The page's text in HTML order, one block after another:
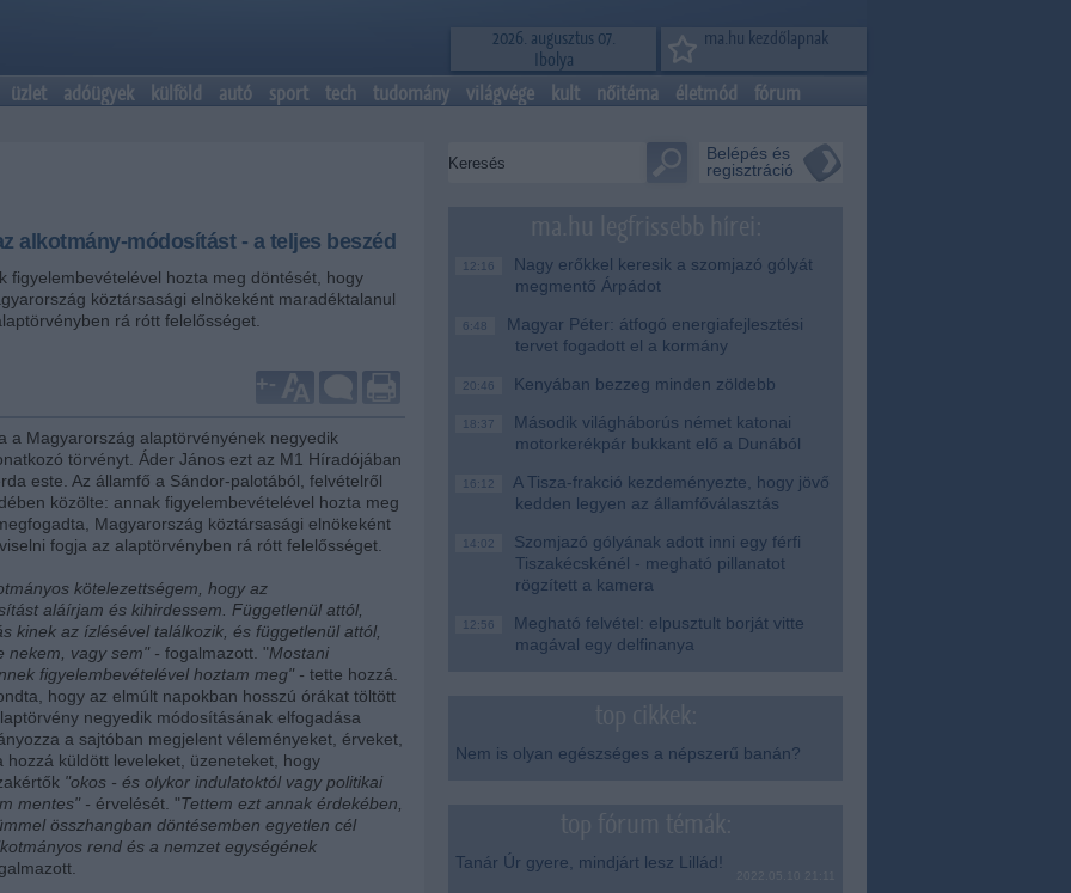
2026. augusztus 07.
Ibolya
ma.hu kezdőlapnak
üzlet adóügyek külföld autó sport tech tudomány világvége kult nőitéma életmód fórum
alkotmány-módosítást - a teljes beszéd
figyelembevételével hozta meg döntését, hogy
köztársasági elnökeként maradéktalanul
rá rótt felelősséget.
+-
a Magyarország alaptörvényének negyedik
törvényt. Áder János ezt az M1 Híradójában
este. Az államfő a Sándor-palotából, felvételről
közölte: annak figyelembevételével hozta meg
Magyarország köztársasági elnökeként
fogja az alaptörvényben rá rótt felelősséget.
kötelezettségem, hogy az
aláírjam és kihirdessem. Függetlenül attól,
kinek az ízlésével találkozik, és függetlenül attól,
nekem, vagy sem" - fogalmazott. "Mostani
figyelembevételével hoztam meg" - tette hozzá.
hogy az elmúlt napokban hosszú órákat töltött
negyedik módosításának elfogadása
a sajtóban megjelent véleményeket, érveket,
hozzá küldött leveleket, üzeneteket, hogy
"okos - és olykor indulatoktól vagy politikai
mentes" - érvelését. "Tettem ezt annak érdekében,
összhangban döntésemben egyetlen cél
rend és a nemzet egységének
Belépés és
regisztráció
12:16
Nagy erőkkel keresik a szomjazó gólyát
megmentő Árpádot
6:48
Magyar Péter: átfogó energiafejlesztési
tervet fogadott el a kormány
20:46 Kenyában bezzeg minden zöldebb
18:37
Második világháborús német katonai
motorkerékpár bukkant elő a Dunából
16:12
A Tisza-frakció kezdeményezte, hogy jövő
kedden legyen az államfőválasztás
14:02
Szomjazó gólyának adott inni egy férfi
Tiszakécskénél - megható pillanatot
rögzített a kamera
12:56
Megható felvétel: elpusztult borját vitte
magával egy delfinanya
Nem is olyan egészséges a népszerű banán?
Tanár Úr gyere, mindjárt lesz Lillád!